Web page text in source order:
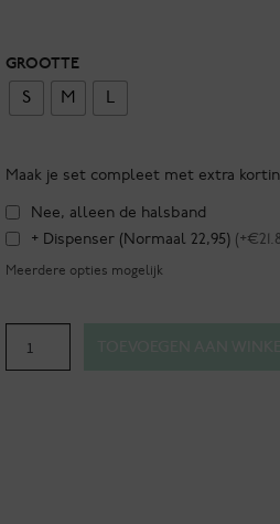
GROOTTE
S M L
Maak je set compleet met extra
Nee, alleen de halsband
+ Dispenser (Normaal 22,95)
Meerdere opties mogelijk